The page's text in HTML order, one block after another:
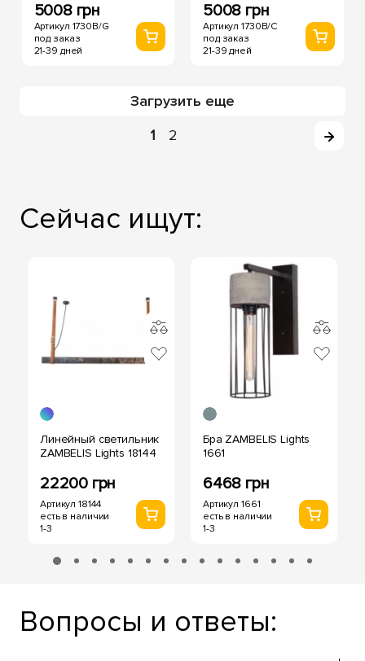
5008 грн
Артикул 1730B/G
под заказ
21-39 дней
5008 грн
Артикул 1730B/C
под заказ
21-39 дней
Загрузить еще
1
2
Сейчас ищут:
Линейный светильник
ZAMBELIS Lights 18144
22200 грн
Артикул 18144
есть в наличии
1-3
Бра ZAMBELIS Lights
1661
6468 грн
Артикул 1661
есть в наличии
1-3
Вопросы и ответы: